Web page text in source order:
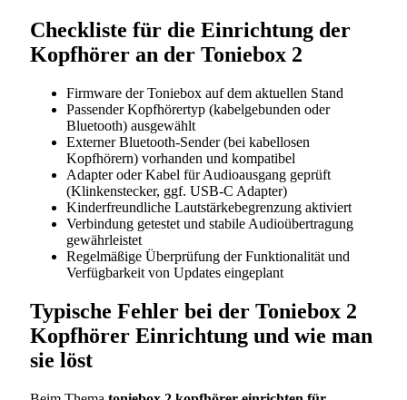
Checkliste für die Einrichtung der
Kopfhörer an der Toniebox 2
Firmware der Toniebox auf dem aktuellen Stand
Passender Kopfhörertyp (kabelgebunden oder
Bluetooth) ausgewählt
Externer Bluetooth-Sender (bei kabellosen
Kopfhörern) vorhanden und kompatibel
Adapter oder Kabel für Audioausgang geprüft
(Klinkenstecker, ggf. USB-C Adapter)
Kinderfreundliche Lautstärkebegrenzung aktiviert
Verbindung getestet und stabile Audioübertragung
gewährleistet
Regelmäßige Überprüfung der Funktionalität und
Verfügbarkeit von Updates eingeplant
Typische Fehler bei der Toniebox 2
Kopfhörer Einrichtung und wie man
sie löst